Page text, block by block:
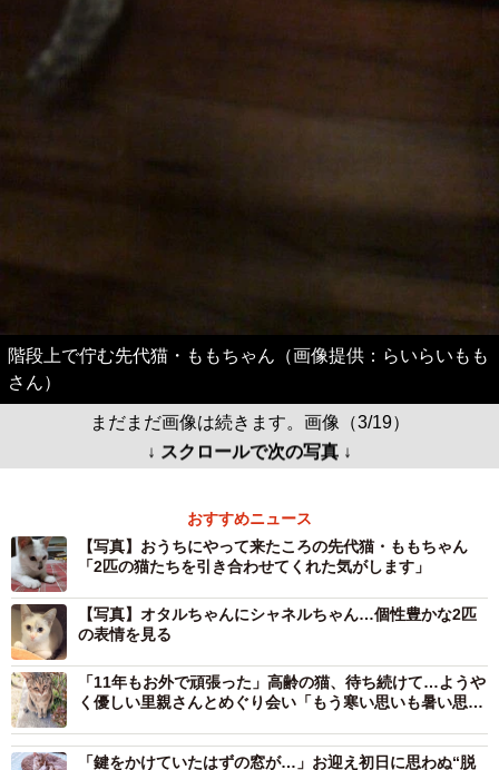
階段上で佇む先代猫・ももちゃん（画像提供：らいらいもも
さん）
まだまだ画像は続きます。画像（3/19）
↓ スクロールで次の写真 ↓
おすすめニュース
【写真】おうちにやって来たころの先代猫・ももちゃん
「2匹の猫たちを引き合わせてくれた気がします」
【写真】オタルちゃんにシャネルちゃん…個性豊かな2匹
の表情を見る
「11年もお外で頑張った」高齢の猫、待ち続けて…ようや
く優しい里親さんとめぐり会い「もう寒い思いも暑い思い
「鍵をかけていたはずの窓が…」お迎え初日に思わぬ“脱